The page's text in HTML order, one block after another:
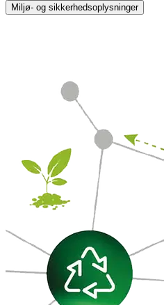
Miljø- og sikkerhedsoplysninger